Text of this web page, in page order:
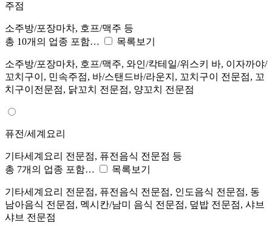
주점
소주방/포장마차, 호프/맥주 등
총 10개의 업종 포함…
목록보기
소주방/포장마차, 호프/맥주, 와인/칵테일/위스키 바, 이자까야/
꼬치구이, 민속주점, 바/스탠드바/라운지, 꼬치구이 전문점, 꼬
치구이전문점, 닭꼬치 전문점, 양꼬치 전문점
퓨전/세계요리
기타세계요리 전문점, 퓨전음식 전문점 등
총 7개의 업종 포함…
목록보기
기타세계요리 전문점, 퓨전음식 전문점, 인도음식 전문점, 동
남아음식 전문점, 멕시칸/남미 음식 전문점, 덮밥 전문점, 샤브
샤브 전문점